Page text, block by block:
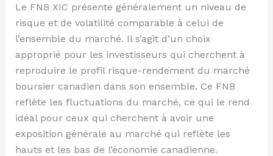
Le FNB XIC présente généralement un niveau de
risque et de volatilité comparable à celui de
l’ensemble du marché. Il s’agit d’un choix
approprié pour les investisseurs qui cherchent à
reproduire le profil risque-rendement du marché
boursier canadien dans son ensemble. Ce FNB
reflète les fluctuations du marché, ce qui le rend
idéal pour ceux qui cherchent à avoir une
exposition générale au marché qui reflète les
hauts et les bas de l’économie canadienne.